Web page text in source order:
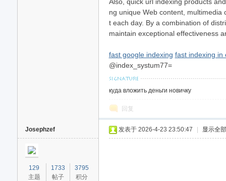
ng unique Web content,
t each day. By a combination of
maintain exceptional effectiveness
fast google indexing fast indexing in
@index_systum77=
куда вложить деньги новичку
回复
Josephzef
129
主题
1733
帖子
3795
积分
发表于 2026-4-23 23:50:47 显示全